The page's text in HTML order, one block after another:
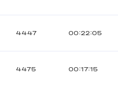
4447 00:22:05
4475 00:17:15